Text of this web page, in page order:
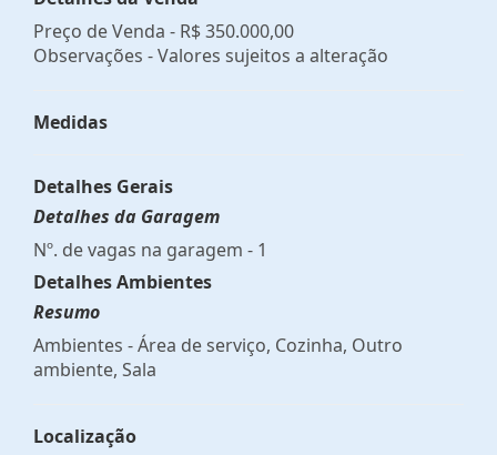
Preço de Venda - R$ 350.000,00
Observações - Valores sujeitos a alteração
Medidas
Detalhes Gerais
Detalhes da Garagem
Nº. de vagas na garagem - 1
Detalhes Ambientes
Resumo
Ambientes - Área de serviço, Cozinha, Outro
ambiente, Sala
Localização